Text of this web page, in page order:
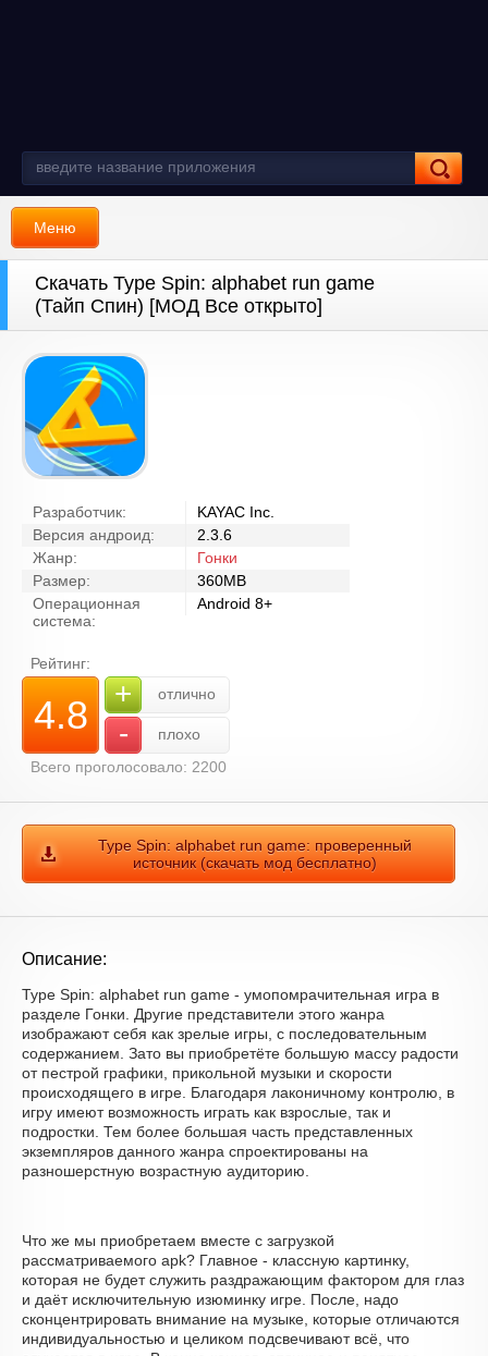
Меню
Скачать Type Spin: alphabet run game
(Тайп Спин) [МОД Все открыто]
Разработчик:
KAYAC Inc.
Версия андроид:
2.3.6
Жанр:
Гонки
Размер:
360MB
Операционная
система:
Android 8+
Рейтинг:
4.8 + отлично
-
плохо
Всего проголосовало: 2200
Type Spin: alphabet run game: проверенный
источник (скачать мод бесплатно)
Описание:
Type Spin: alphabet run game - умопомрачительная игра в
разделе Гонки. Другие представители этого жанра
изображают себя как зрелые игры, с последовательным
содержанием. Зато вы приобретёте большую массу радости
от пестрой графики, прикольной музыки и скорости
происходящего в игре. Благодаря лаконичному контролю, в
игру имеют возможность играть как взрослые, так и
подростки. Тем более большая часть представленных
экземпляров данного жанра спроектированы на
разношерстную возрастную аудиторию.
Что же мы приобретаем вместе с загрузкой
рассматриваемого apk? Главное - классную картинку,
которая не будет служить раздражающим фактором для глаз
и даёт исключительную изюминку игре. После, надо
сконцентрировать внимание на музыке, которые отличаются
индивидуальностью и целиком подсвечивают всё, что